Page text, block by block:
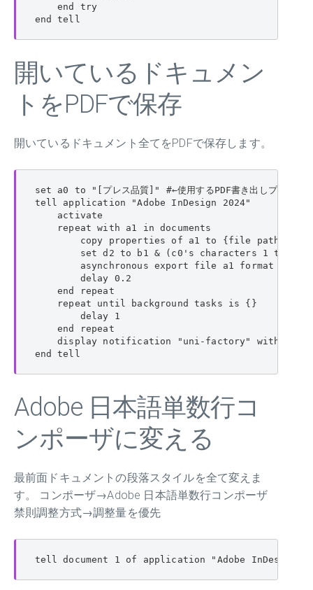
    end try
end tell
開いているドキュメン
トをPDFで保存
開いているドキュメント全てをPDFで保存します。
set a0 to "[プレス品質]" #←使用するPDF書き出しプリセット
tell application "Adobe InDesign 2024"
    activate
    repeat with a1 in documents
copy properties of a1 to {file path:b1,
set d2 to b1 & (c0's characters 1 thru
asynchronous export file a1 format PDF
        delay 0.2
    end repeat
    repeat until background tasks is {}
        delay 1
    end repeat
display notification "uni-factory" with title
end tell
Adobe 日本語単数行コ
ンポーザに変える
最前面ドキュメントの段落スタイルを全て変えま
す。 コンポーザ→Adobe 日本語単数行コンポーザ
禁則調整方式→調整量を優先
tell document 1 of application "Adobe InDesign